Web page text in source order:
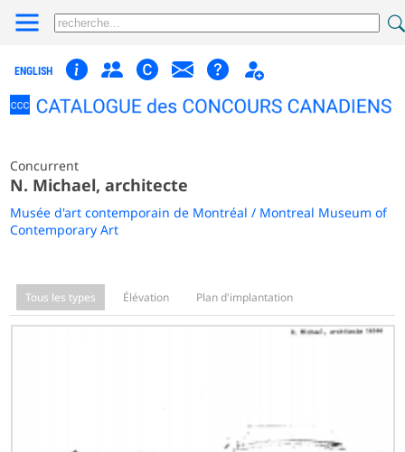
ENGLISH
Concurrent
N. Michael, architecte
Musée d'art contemporain de Montréal / Montreal Museum of
Contemporary Art
Tous les types Élévation Plan d'implantation